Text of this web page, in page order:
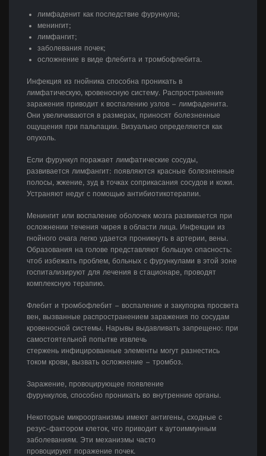
лимфаденит как последствие фурункула;
менингит;
лимфангит;
заболевания почек;
осложнение в виде флебита и тромбофлебита.
Инфекция из гнойника способна проникать в
лимфатическую, кровеносную систему. Распространение
заражения приводит к воспалению узлов – лимфаденита.
Они увеличиваются в размерах, приносят болезненные
ощущения при пальпации. Визуально определяются как
опухоль.
Если фурункул поражает лимфатические сосуды,
развивается лимфангит: появляются красные болезненные
полосы, жжение, зуд в точках соприкасания сосудов и кожи.
Устраняют недуг с помощью антибиотикотерапии.
Менингит или воспаление оболочек мозга развивается при
осложнении течения чирея в области лица. Инфекции из
гнойного очага легко удается проникнуть в артерии, вены.
Образования на голове представляют большую опасность:
чтоб избежать проблем, больных с фурункулами в этой зоне
госпитализируют для лечения в стационаре, проводят
комплексную терапию.
Флебит и тромбофлебит – воспаление и закупорка просвета
вен, вызванные распространением заражения по сосудам
кровеносной системы. Нарывы выдавливать запрещено: при
самостоятельной попытке извлечь
стержень инфицированные элементы могут разнестись
током крови, вызвать осложнение – тромбоз.
Заражение, провоцирующее появление
фурункулов, способно проникать во внутренние органы.
Некоторые микроорганизмы имеют антигены, сходные с
резус-фактором клеток, что приводит к аутоиммунным
заболеваниям. Эти механизмы часто
провоцируют поражение почек.